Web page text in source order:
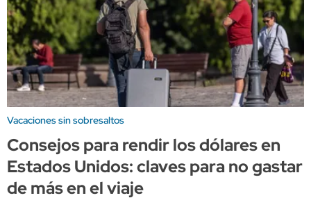
Vacaciones sin sobresaltos
Consejos para rendir los dólares en
Estados Unidos: claves para no gastar
de más en el viaje